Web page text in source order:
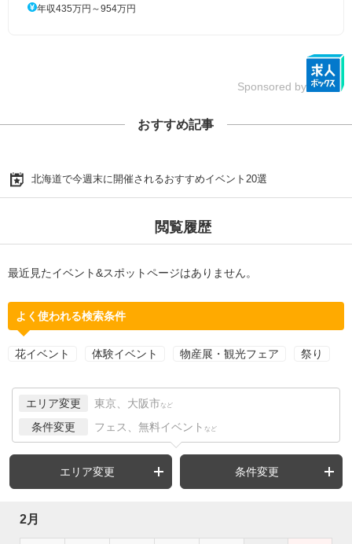
年収435万円～954万円
Sponsored by
おすすめ記事
北海道で今週末に開催されるおすすめイベント20選
閲覧履歴
最近見たイベント&スポットページはありません。
よく使われる検索条件
花イベント 体験イベント 物産展・観光フェア 祭り
エリア変更 東京、大阪市 など
条件変更 フェス、無料イベント など
エリア変更 条件変更
2月